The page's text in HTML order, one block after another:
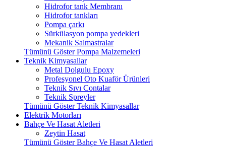
Hidrofor tank Membranı
Hidrofor tankları
Pompa çarkı
Sürkülasyon pompa yedekleri
Mekanik Salmastralar
Tümünü Göster Pompa Malzemeleri
Teknik Kimyasallar
Metal Dolgulu Epoxy
Profesyonel Oto Kuaför Ürünleri
Teknik Sıvı Contalar
Teknik Spreyler
Tümünü Göster Teknik Kimyasallar
Elektrik Motorları
Bahçe Ve Hasat Aletleri
Zeytin Hasat
Tümünü Göster Bahçe Ve Hasat Aletleri